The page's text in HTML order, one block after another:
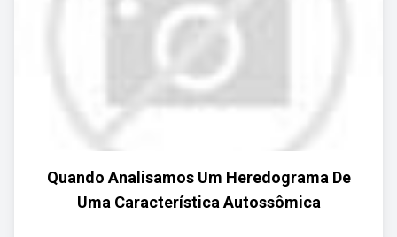
Quando Analisamos Um Heredograma De
Uma Característica Autossômica